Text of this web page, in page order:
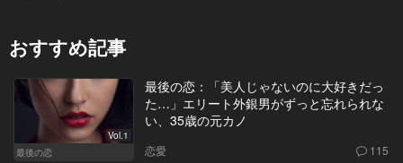
おすすめ記事
Vol.1
最後の恋
最後の恋：「美人じゃないのに大好きだっ
た…」エリート外銀男がずっと忘れられな
い、35歳の元カノ
恋愛 115